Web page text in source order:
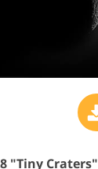
"Tiny Craters"